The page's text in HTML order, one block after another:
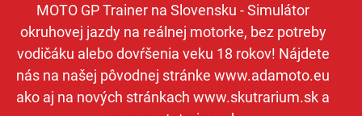
MOTO GP Trainer na Slovensku - Simulátor
okruhovej jazdy na reálnej motorke, bez potreby
vodičáku alebo dovŕšenia veku 18 rokov! Nájdete
nás na našej pôvodnej stránke www.adamoto.eu
ako aj na nových stránkach www.skutrarium.sk a